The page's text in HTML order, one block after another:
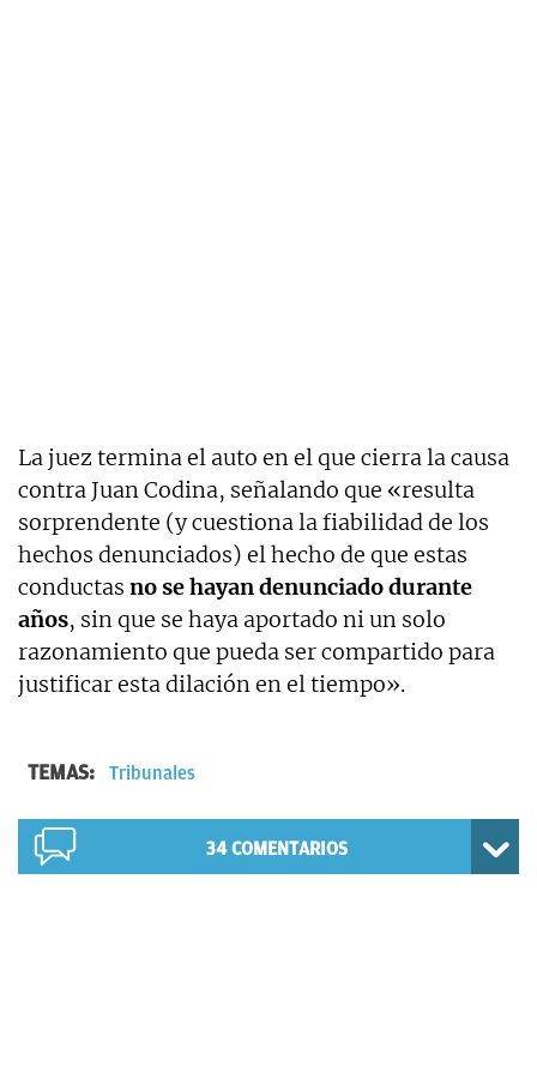
La juez termina el auto en el que cierra la causa
contra Juan Codina, señalando que «resulta
sorprendente (y cuestiona la fiabilidad de los
hechos denunciados) el hecho de que estas
conductas no se hayan denunciado durante
años, sin que se haya aportado ni un solo
razonamiento que pueda ser compartido para
justificar esta dilación en el tiempo».
TEMAS: Tribunales
34COMENTARIOS